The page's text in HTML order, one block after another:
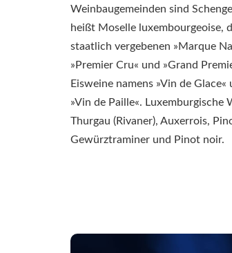
Weinbaugemeinden sind
heißt Moselle luxembourgeoise,
staatlich vergebenen »Marque
»Premier Cru« und »Grand
Eisweine namens »Vin de
»Vin de Paille«.
Thurgau (Rivaner), Auxerrois,
Gewürztraminer und Pinot noir.